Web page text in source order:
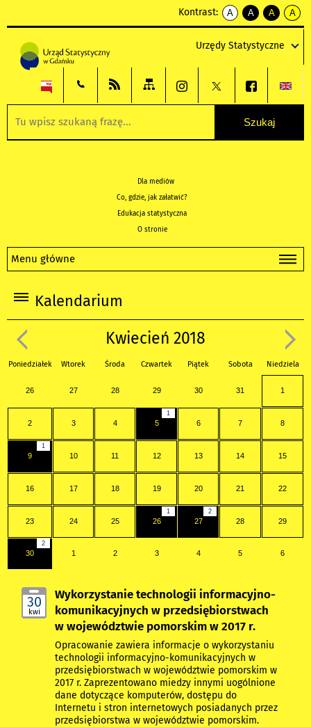
Kontrast:
A
kontrast
A
kontrast
tekst
czarnym
A
kontrast
tekst
czarnym
A
tekst
żółtym
Urzędy Statystyczne
Dla mediów
Co, gdzie, jak załatwić?
Edukacja statystyczna
O stronie
Menu główne
Kalendarium
Kwiecień 2018
Poniedziałek Wtorek Środa Czwartek Piątek Sobota Niedziela
26 27 28 29 30 31 1
2 3 4
1
5 6 7 8
1
9 10 11 12 13 14 15
16 17 18 19 20 21 22
23 24 25
1
26
2
27 28 29
2
30 1 2 3 4 5 6
30
kwi
Wykorzystanie technologii informacyjno-
komunikacyjnych w przedsiębiorstwach
w województwie pomorskim w 2017 r.
Opracowanie zawiera informacje o wykorzystaniu
technologii informacyjno-komunikacyjnych w
przedsiębiorstwach w województwie pomorskim w
2017 r. Zaprezentowano miedzy innymi uogólnione
dane dotyczące komputerów, dostępu do
Internetu i stron internetowych posiadanych przez
przedsiębiorstwa w województwie pomorskim.